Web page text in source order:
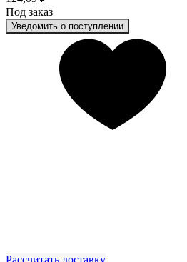
Под заказ
Уведомить о поступлении
Рассчитать доставку